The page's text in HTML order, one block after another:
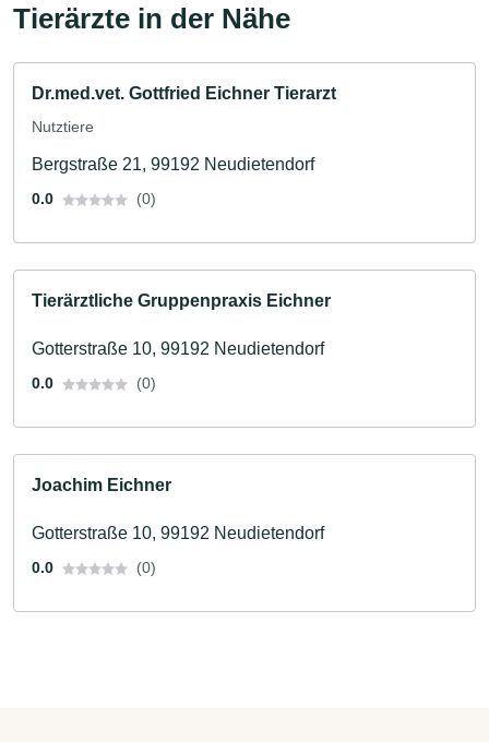
Tierärzte in der Nähe
Dr.med.vet. Gottfried Eichner Tierarzt
Nutztiere
Bergstraße 21, 99192 Neudietendorf
0.0 (0)
Tierärztliche Gruppenpraxis Eichner
Gotterstraße 10, 99192 Neudietendorf
0.0 (0)
Joachim Eichner
Gotterstraße 10, 99192 Neudietendorf
0.0 (0)